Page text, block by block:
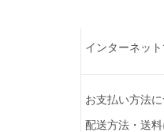
インターネッ
お支払い方法
配送方法・送